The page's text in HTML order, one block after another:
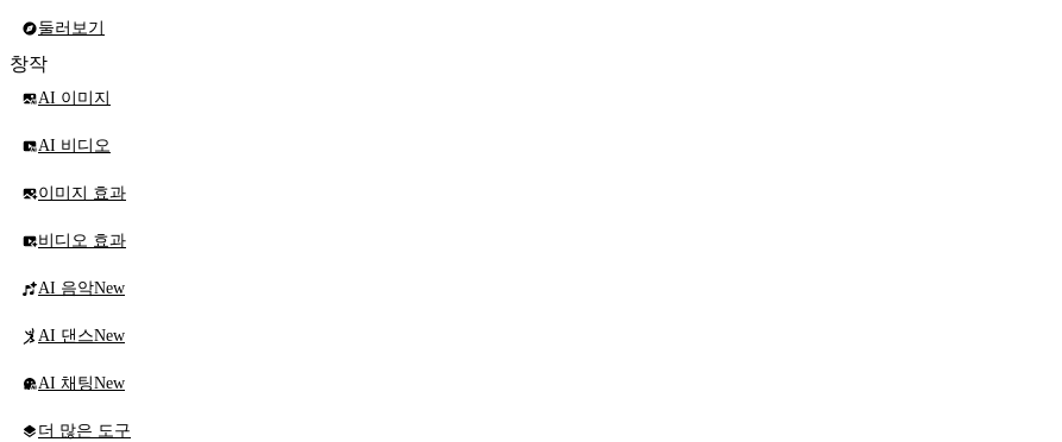
둘러보기
창작
AI 이미지
AI 비디오
이미지 효과
비디오 효과
AI 음악New
AI 댄스New
AI 채팅New
더 많은 도구